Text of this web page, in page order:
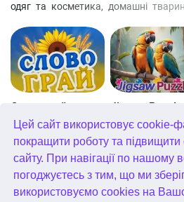
Цей сайт використовує cookie-
покращити роботу та підвищити
сайту. При навігації по нашому
погоджуєтесь з тим, що ми
використовуємо cookies на
одяг та косметика, домашні
різної форми та з різними
головоломки на належне місце, він
ідея, яскраві кольори та
вам пройти повз цієї ігри
збирати пазли офлайн можна у
хвилинку відпочинку від роботи чи
Словограй